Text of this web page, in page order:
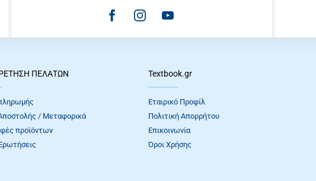
ΠΕΛΑΤΩΝ
/ Μεταφορικά
προϊόντων
Textbook.gr
Εταιρικό Προφίλ
Πολιτική Απορρήτου
Επικοινωνία
Όροι Xρήσης